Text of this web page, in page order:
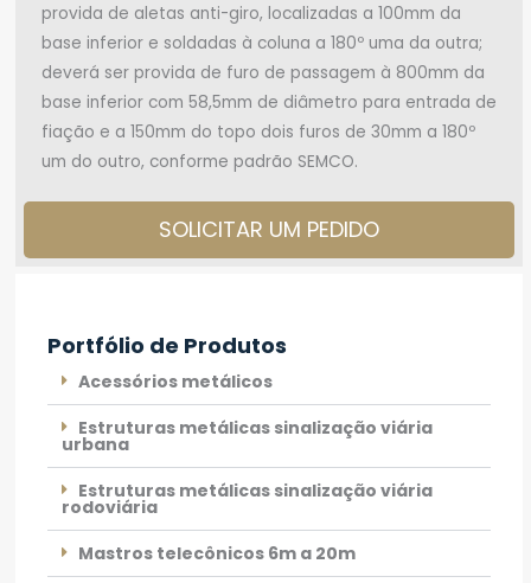
Portfólio de Produtos
Acessórios metálicos
Estruturas metálicas sinalização viária
urbana
Estruturas metálicas sinalização viária
rodoviária
Mastros telecônicos 6m a 20m
provida de aletas anti-giro, localizadas a 100mm da
base inferior e soldadas à coluna a 180º uma da outra;
deverá ser provida de furo de passagem à 800mm da
base inferior com 58,5mm de diâmetro para entrada de
fiação e a 150mm do topo dois furos de 30mm a 180º
um do outro, conforme padrão SEMCO.
SOLICITAR UM PEDIDO